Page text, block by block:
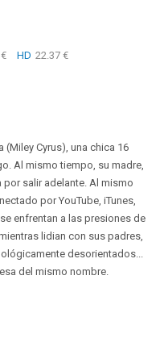
HD 22.37 €
Cyrus), una chica 16
Al mismo tiempo, su madre,
salir adelante. Al mismo
por YouTube, iTunes,
enfrentan a las presiones de
lidian con sus padres,
desorientados...
del mismo nombre.